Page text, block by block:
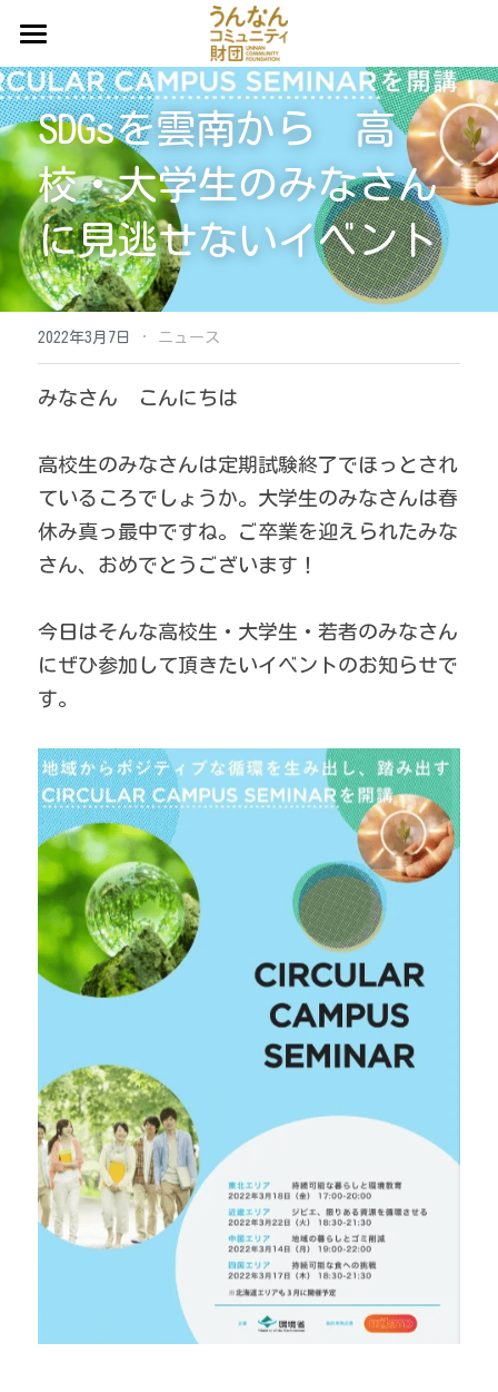
ホーム
プロジェクト一覧
寄付募集中のプロジェクト（みんなでカン
パ）
不動産等資源活用事業
調査研究事業
（公募中）こらまたなんだら基金助成事業
（公募終了）休眠預金等活用事業
（公募終了）ゼロウェイスト基金
（公募終了）たたらの里山クリエイター助
成プログラム
うんなんローカルマニュフェスト＆ローカ
リストプログラム
うんコミュだより
団体概要
事業一覧
ご寄付
ご寄付
遺贈寄付
お問い合わせ
SDGsを雲南から　高
校・大学生のみなさん
に見逃せないイベント
2022年3月7日 · ニュース
みなさん　こんにちは
高校生のみなさんは定期試験終了でほっとされ
ているころでしょうか。大学生のみなさんは春
休み真っ最中ですね。ご卒業を迎えられたみな
さん、おめでとうございます！
今日はそんな高校生・大学生・若者のみなさん
にぜひ参加して頂きたいイベントのお知らせで
す。